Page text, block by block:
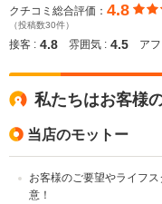
クチコミ総合評価： 4.8
（投稿数30件）
接客 : 4.8 雰囲気 : 4.5 ア
私たちはお客様
当店のモットー
お客様のご要望やライフ
意！